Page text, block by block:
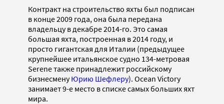
Контракт на строительство яхты был подписан
в конце 2009 года, она была передана
владельцу в декабре 2014-го. Это самая
большая яхта, построенная в 2014 году, и
просто гигантская для Италии (предыдущее
крупнейшее итальянское судно 134-метровая
Serene также принадлежит российскому
бизнесменуЮрию Шефлеру). Ocean Victory
занимает 9-е место в списке самых больших яхт
мира.